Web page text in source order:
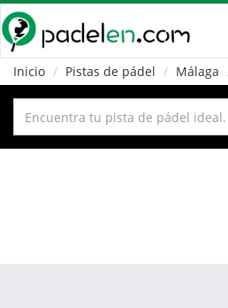
Inicio
Pistas de pádel Málaga